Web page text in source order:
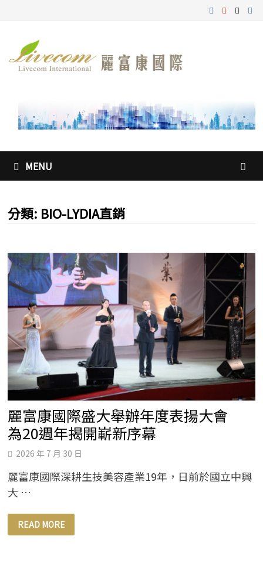
content
MENU
分類: BIO-LYDIA直銷
麗富康國際盛大舉辦年度表揚大會
為20週年揭開嶄新序幕
2026 年 7 月 30 日
麗富康國際深耕生技美容產業19年，日前於國立中興
大 …
麗
富
康
READ MORE